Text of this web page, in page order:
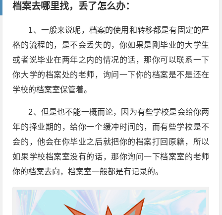
档案去哪里找，丢了怎么办：
1、一般来说呢，档案的使用和转移都是有固定的严
格的流程的，是不会丢失的，你如果是刚毕业的大学生
或者说毕业在两年之内的情况的话，那你可以联系一下
你大学的档案处的老师，询问一下你的档案是不是还在
学校的档案室保管着。
2、但是也不能一概而论，因为有些学校是会给你两
年的择业期的，给你一个缓冲时间的，而有些学校是不
会的，他会在你毕业之后就把你的档案打回原籍，所以
如果学校档案室没有的话，那你询问一下档案室的老师
你的档案去向，档案室一般都是有记录的。